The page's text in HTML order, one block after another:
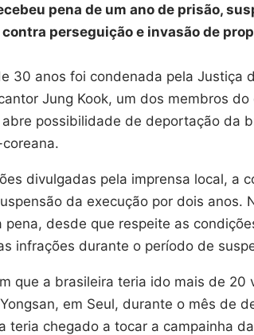
pena de um ano de prisão,
perseguição e invasão de
30 anos foi condenada pela Justiça
Jung Kook, um dos membros do
possibilidade de deportação da
divulgadas pela imprensa local, a
da execução por dois anos.
desde que respeite as
infrações durante o período de
que a brasileira teria ido mais de 20
em Seul, durante o mês de
teria chegado a tocar a campainha